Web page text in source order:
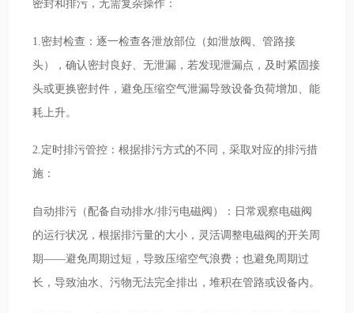
密封和排污，无需复杂操作：
1.密封检查：逐一检查各泄放部位（如泄放阀、管路接
头），确认密封良好、无泄漏，若发现泄漏点，及时紧固接
头或更换密封件，避免压缩空气泄漏导致设备负荷增加、能
耗上升。
2.定时排污管控：根据排污方式的不同，采取对应的排污措
施：
自动排污（配备自动排水/排污电磁阀）：日常观察电磁阀
的运行状况，根据排污量的大小，灵活调整电磁阀的开关周
期——避免周期过短，导致压缩空气浪费；也避免周期过
长，导致油水、污物无法完全排出，堆积在管路或设备内。